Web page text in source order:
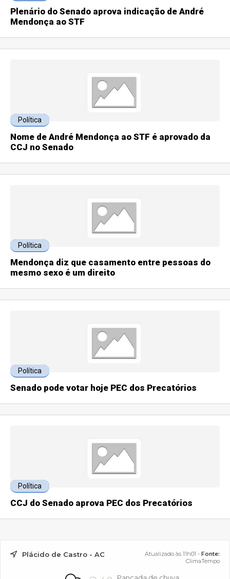
Plenário do Senado aprova indicação de André
Mendonça ao STF
Política
Nome de André Mendonça ao STF é aprovado da
CCJ no Senado
Política
Mendonça diz que casamento entre pessoas do
mesmo sexo é um direito
Política
Senado pode votar hoje PEC dos Precatórios
Política
CCJ do Senado aprova PEC dos Precatórios
Plácido de Castro - AC Atualizado às 11h01 - Fonte:
ClimaTempo